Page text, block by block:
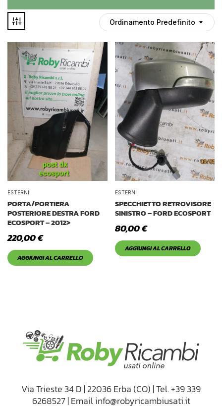
Culla
Interni
Maniglie
Noleggio
Parti meccaniche
Spray
Deghiacciante
Disponibile
In offerta
Ordinamento Predefinito
ESTERNI
PORTA/PORTIERA
POSTERIORE DESTRA FORD
ECOSPORT – 2012>
220,00€
AGGIUNGI AL CARRELLO
ESTERNI
SPECCHIETTO RETROVISORE
SINISTRO – FORD ECOSPORT
80,00€
AGGIUNGI AL CARRELLO
Via Trieste 34 D | 22036 Erba (CO) | Tel. +39 339
6268527 | Email info@robyricambiusati.it